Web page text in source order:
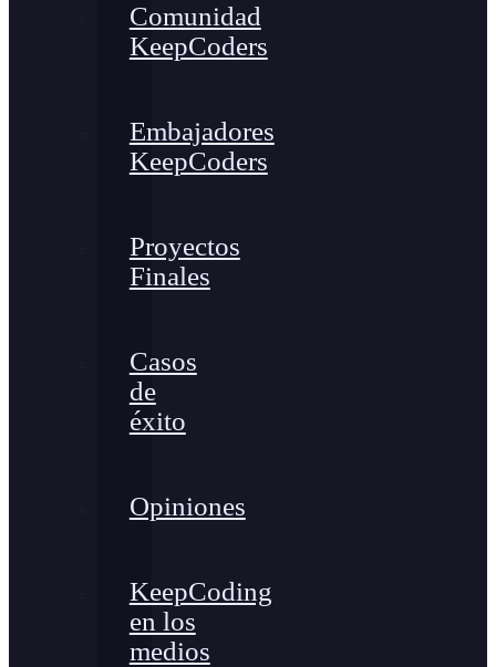
Comunidad
KeepCoders
Embajadores
KeepCoders
Proyectos
Finales
Casos
de
éxito
Opiniones
KeepCoding
en los
medios